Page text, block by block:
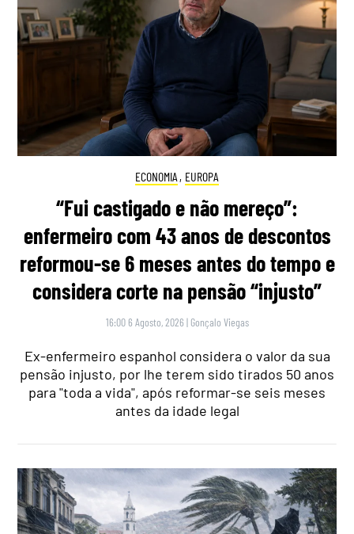
ECONOMIA , EUROPA
“Fui castigado e não mereço”:
enfermeiro com 43 anos de descontos
reformou-se 6 meses antes do tempo e
considera corte na pensão “injusto”
16:00 6 Agosto, 2026 | Gonçalo Viegas
Ex-enfermeiro espanhol considera o valor da sua
pensão injusto, por lhe terem sido tirados 50 anos
para "toda a vida", após reformar-se seis meses
antes da idade legal